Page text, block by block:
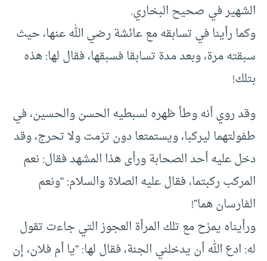
الشهير في صحيح البخاري.
وكما رأينا في تسابقه مع عائشة رضي الله عنها، حيث
سبقته مرة، وبعد مدة تسابقا فسبقها، فقال لها: هذه
بتلك!
وقد روي أنه وطأ ظهره لسبطيه الحسن والحسين، في
طفولتهما ليركبا، ويستمتعا دون تزمت ولا تحرج، وقد
دخل عليه أحد الصحابة ورأى هذا المشهد فقال: نعم
المركب ركبتما، فقال عليه الصلاة والسلام: “ونعم
الفارسان هما”!
ورأيناه يمزح مع تلك المرأة العجوز التي جاءت تقول
له: ادع الله أن يدخلني الجنة، فقال لها: “يا أم فلان، إن